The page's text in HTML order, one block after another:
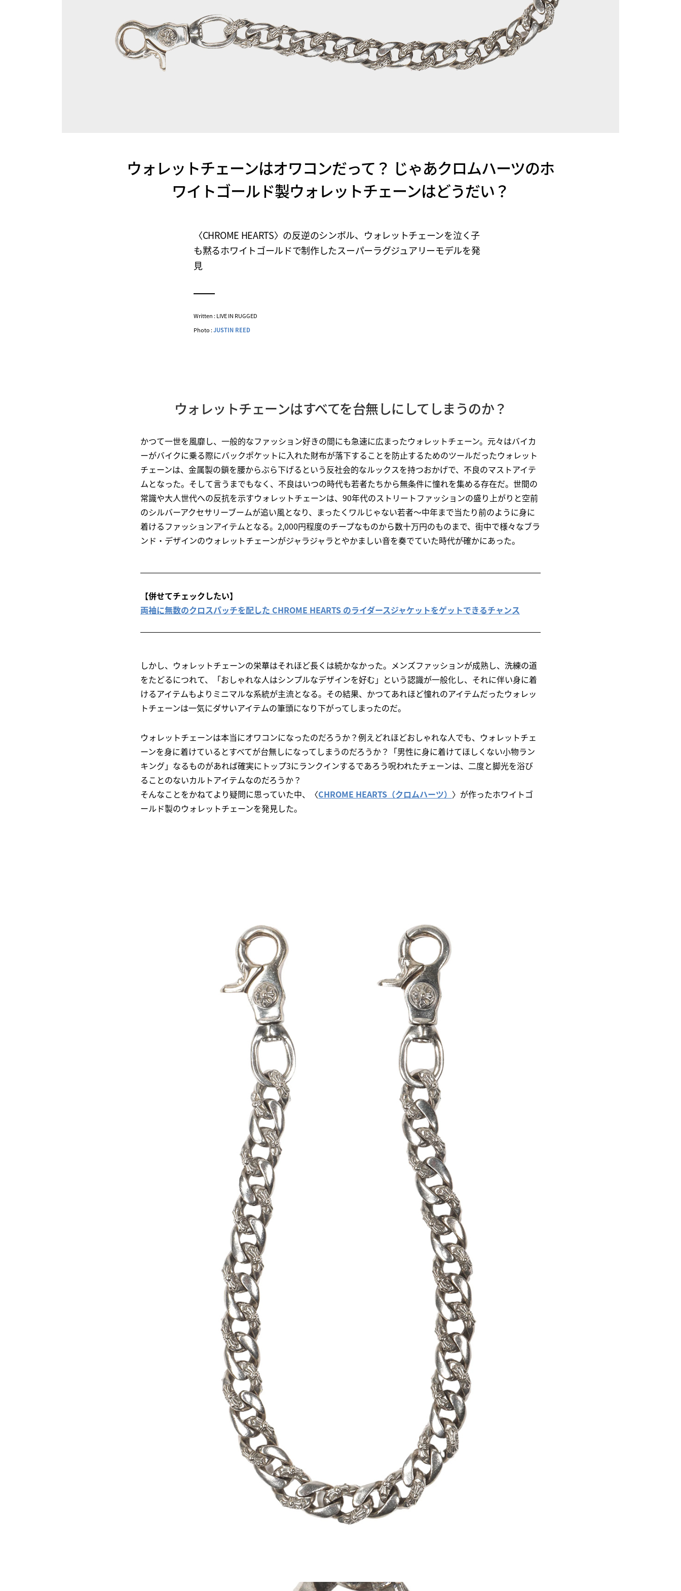
ウォレットチェーンはオワコンだって？ じゃあクロムハーツのホ
ワイトゴールド製ウォレットチェーンはどうだい？
〈CHROME HEARTS〉の反逆のシンボル、ウォレットチェーンを泣く子
も黙るホワイトゴールドで制作したスーパーラグジュアリーモデルを発
見
Written : LIVE IN RUGGED
Photo :JUSTIN REED
ウォレットチェーンはすべてを台無しにしてしまうのか？
かつて一世を風靡し、一般的なファッション好きの間にも急速に広まったウォレットチェーン。元々はバイカ
ーがバイクに乗る際にバックポケットに入れた財布が落下することを防止するためのツールだったウォレット
チェーンは、金属製の鎖を腰からぶら下げるという反社会的なルックスを持つおかげで、不良のマストアイテ
ムとなった。そして言うまでもなく、不良はいつの時代も若者たちから無条件に憧れを集める存在だ。世間の
常識や大人世代への反抗を示すウォレットチェーンは、90年代のストリートファッションの盛り上がりと空前
のシルバーアクセサリーブームが追い風となり、まったくワルじゃない若者～中年まで当たり前のように身に
着けるファッションアイテムとなる。2,000円程度のチープなものから数十万円のものまで、街中で様々なブラ
ンド・デザインのウォレットチェーンがジャラジャラとやかましい音を奏でていた時代が確かにあった。
【併せてチェックしたい】
両袖に無数のクロスパッチを配した CHROME HEARTS のライダースジャケットをゲットできるチャンス
しかし、ウォレットチェーンの栄華はそれほど長くは続かなかった。メンズファッションが成熟し、洗練の道
をたどるにつれて、「おしゃれな人はシンプルなデザインを好む」という認識が一般化し、それに伴い身に着
けるアイテムもよりミニマルな系統が主流となる。その結果、かつてあれほど憧れのアイテムだったウォレッ
トチェーンは一気にダサいアイテムの筆頭になり下がってしまったのだ。
ウォレットチェーンは本当にオワコンになったのだろうか？例えどれほどおしゃれな人でも、ウォレットチェ
ーンを身に着けているとすべてが台無しになってしまうのだろうか？「男性に身に着けてほしくない小物ラン
キング」なるものがあれば確実にトップ3にランクインするであろう呪われたチェーンは、二度と脚光を浴び
ることのないカルトアイテムなのだろうか？
そんなことをかねてより疑問に思っていた中、〈CHROME HEARTS（クロムハーツ） 〉が作ったホワイトゴ
ールド製のウォレットチェーンを発見した。